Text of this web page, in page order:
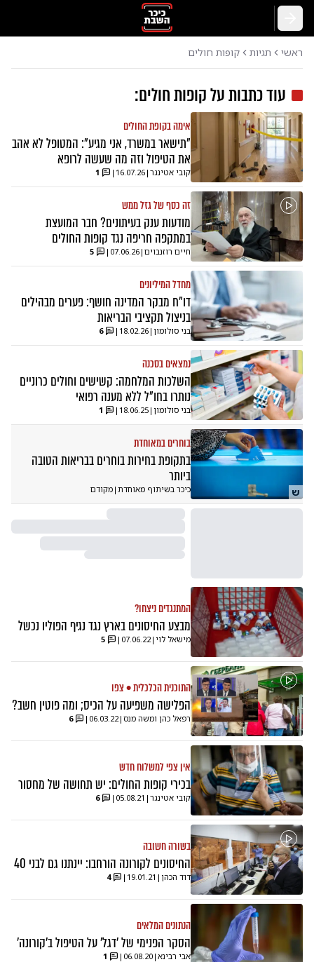
ראשי תגיות קופות חולים
עוד כתבות עלקופות חולים:
אימה בקופת החולים
"תישאר במשרד, אני מגיע": המטופל לא אהב
את הטיפול וזה מה שעשה לרופא
קובי אטינגר |
16.07.26
|
1
זה כסף של גזל ממש
מודעות ענק בעיתונים? חבר המועצת
במתקפה חריפה נגד קופות החולים
חיים רוזנבוים |
07.06.26
|
5
מחדל המיליונים
דו"ח מבקר המדינה חושף: פערים מבהילים
בניצול תקציבי הבריאות
בני סולומון |
18.02.26
|
6
נמצאים בסכנה
השלכות המלחמה: קשישים וחולים כרוניים
נותרו בחו"ל ללא מענה רפואי
בני סולומון |
18.06.25
|
1
ש
בוחרים במאוחדת
בתקופת בחירות בוחרים בבריאות הטובה
ביותר
כיכר בשיתוף מאוחדת | מקודם
המתנגדים ניצחו?
מבצע החיסונים בארץ נגד נגיף הפוליו נכשל
מישאל לוי |
07.06.22
|
5
התוכנית הכלכלית • צפו
הפלישה משפיעה על הכיס; ומה פוטין חשב?
רפאל כהן ומשה מנס |
06.03.22
|
6
אין צפי למשלוח חדש
בכירי קופות החולים: יש תחושה של מחסור
קובי אטינגר |
05.08.21
|
6
בשורה חשובה
החיסונים לקורונה הורחבו: יינתנו גם לבני 40
דוד הכהן |
19.01.21
|
4
הנתונים המלאים
הסקר הפנימי של 'דגל' על הטיפול ב'קורונה'
אבי רבינא |
06.08.20
|
1